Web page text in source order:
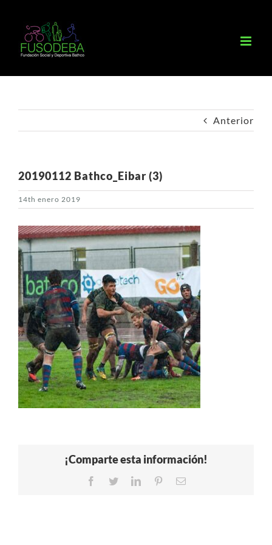
contenido
Anterior
20190112 Bathco_Eibar (3)
14th enero 2019
¡Comparte esta información!
Facebook
TwitterLinkedInPinterestCorreo